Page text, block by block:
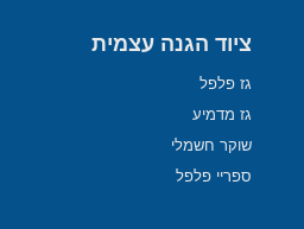
ציוד הגנה עצמית
גז פלפל
גז מדמיע
שוקר חשמלי
ספריי פלפל